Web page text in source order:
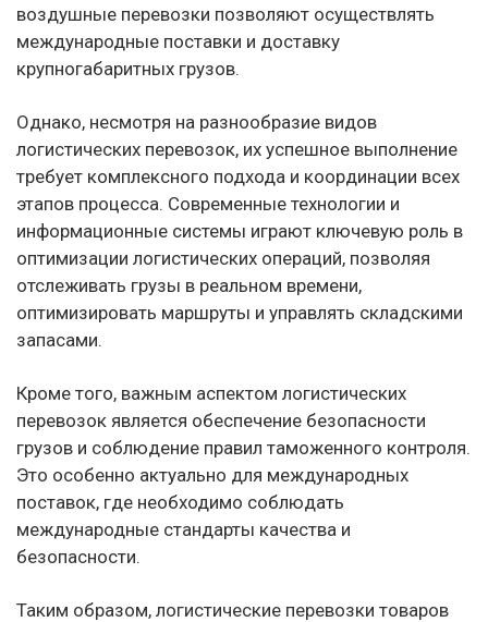
воздушные перевозки позволяют осуществлять
международные поставки и доставку
крупногабаритных грузов.
Однако, несмотря на разнообразие видов
логистических перевозок, их успешное выполнение
требует комплексного подхода и координации всех
этапов процесса. Современные технологии и
информационные системы играют ключевую роль в
оптимизации логистических операций, позволяя
отслеживать грузы в реальном времени,
оптимизировать маршруты и управлять складскими
запасами.
Кроме того, важным аспектом логистических
перевозок является обеспечение безопасности
грузов и соблюдение правил таможенного контроля.
Это особенно актуально для международных
поставок, где необходимо соблюдать
международные стандарты качества и
безопасности.
Таким образом, логистические перевозки товаров